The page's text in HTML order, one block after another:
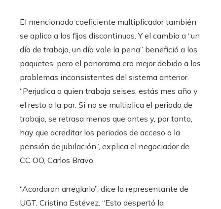
El mencionado coeficiente multiplicador también
se aplica a los fijos discontinuos. Y el cambio a “un
día de trabajo, un día vale la pena” benefició a los
paquetes, pero el panorama era mejor debido a los
problemas inconsistentes del sistema anterior.
“Perjudica a quien trabaja seises, estás mes año y
el resto a la par. Si no se multiplica el periodo de
trabajo, se retrasa menos que antes y, por tanto,
hay que acreditar los periodos de acceso a la
pensión de jubilación”, explica el negociador de
CC OO, Carlos Bravo.
“Acordaron arreglarlo”, dice la representante de
UGT, Cristina Estévez. “Esto despertó la